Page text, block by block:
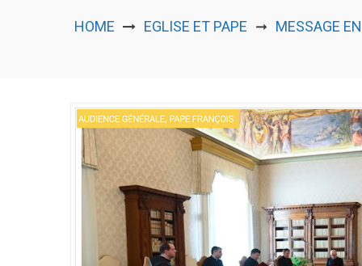
HOME EGLISE ET PAPE ➞ MESSAGE